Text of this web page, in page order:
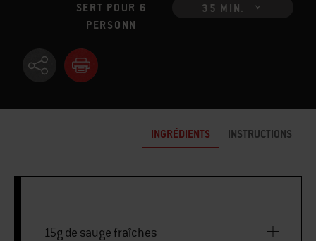
SERT POUR 6
PERSONN
35 MIN.
INGRÉDIENTS INSTRUCTIONS
15g de sauge fraîches